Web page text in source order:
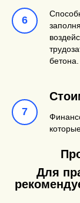
бетона.
Для